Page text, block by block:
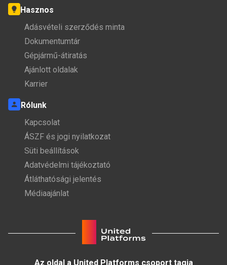
Hasznos
Adásvételi szerződés minta
Dokumentumtár
Gépjármű-átiratás
Ajánlott oldalak
Karrier
Rólunk
Kapcsolat
ÁSZF és jogi nyilatkozat
Süti beállítások
Adatvédelmi tájékoztató
Átláthatósági jelentés
Médiaajánlat
Az oldal a United Platforms csoport tagja